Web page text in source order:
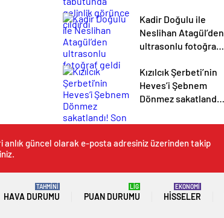
Kadir Doğulu ile
Neslihan Atagül’den
ultrasonlu fotoğraf
Kızılcık Şerbeti’nin
Heves’i Şebnem
Dönmez sakatlandı!
bilgi verdi
anlık güncel olarak e-posta adresiniz üzerinden takip
HAVA DURUMU
TAHMİNİ
PUAN DURUMU
LİG
HISSELER
EKONOMİ